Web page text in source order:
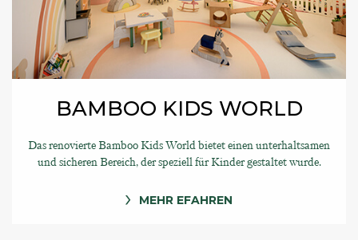
BAMBOO KIDS WORLD
Das renovierte Bamboo Kids World bietet einen unterhaltsamen
und sicheren Bereich, der speziell für Kinder gestaltet wurde.
MEHR EFAHREN